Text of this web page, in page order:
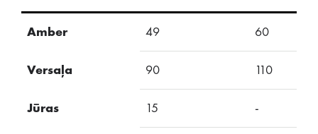
Amber 49 60
Versaļa 90 110
Jūras 15 -